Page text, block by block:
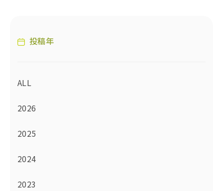
投稿年
ALL
2026
2025
2024
2023